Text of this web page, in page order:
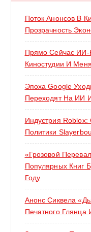
Поток Анонсов В
Прозрачность
Прямо Сейчас ИИ-
Киностудии И
Эпоха Google
Переходят На ИИ И
Индустрия
Политики
«Грозовой
Популярных Книг
Году
Анонс Сиквела
Печатного